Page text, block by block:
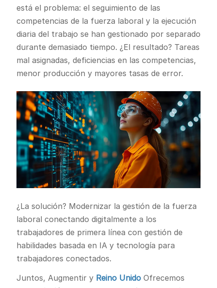
está el problema: el seguimiento de las
competencias de la fuerza laboral y la ejecución
diaria del trabajo se han gestionado por separado
durante demasiado tiempo. ¿El resultado? Tareas
mal asignadas, deficiencias en las competencias,
menor producción y mayores tasas de error.
¿La solución? Modernizar la gestión de la fuerza
laboral conectando digitalmente a los
trabajadores de primera línea con gestión de
habilidades basada en IA y tecnología para
trabajadores conectados.
Juntos, Augmentir y Reino UnidoOfrecemos